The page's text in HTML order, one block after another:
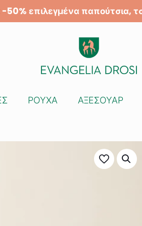
50% επιλεγμένα παπούτσια,
ΡΟΥΧΑ ΑΞΕΣΟΥΑΡ